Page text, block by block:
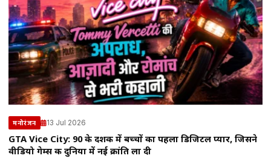
मनोरंजन 13 Jul 2026
GTA Vice City: 90 के दशक में बच्चों का पहला डिजिटल प्यार, जिसने
वीडियो गेम्स की दुनिया में नई क्रांति ला दी